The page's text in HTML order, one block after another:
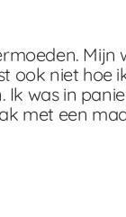
ook niet
was in
met een